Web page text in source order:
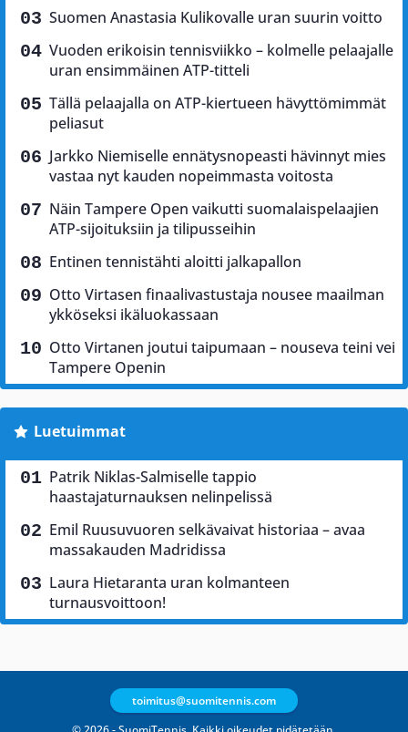
Suomen Anastasia Kulikovalle uran suurin voitto
Vuoden erikoisin tennisviikko – kolmelle pelaajalle
uran ensimmäinen ATP-titteli
Tällä pelaajalla on ATP-kiertueen hävyttömimmät
peliasut
Jarkko Niemiselle ennätysnopeasti hävinnyt mies
vastaa nyt kauden nopeimmasta voitosta
Näin Tampere Open vaikutti suomalaispelaajien
ATP-sijoituksiin ja tilipusseihin
Entinen tennistähti aloitti jalkapallon
Otto Virtasen finaalivastustaja nousee maailman
ykköseksi ikäluokassaan
Otto Virtanen joutui taipumaan – nouseva teini vei
Tampere Openin
Luetuimmat
Patrik Niklas-Salmiselle tappio
haastajaturnauksen nelinpelissä
Emil Ruusuvuoren selkävaivat historiaa – avaa
massakauden Madridissa
Laura Hietaranta uran kolmanteen
turnausvoittoon!
toimitus@suomitennis.com